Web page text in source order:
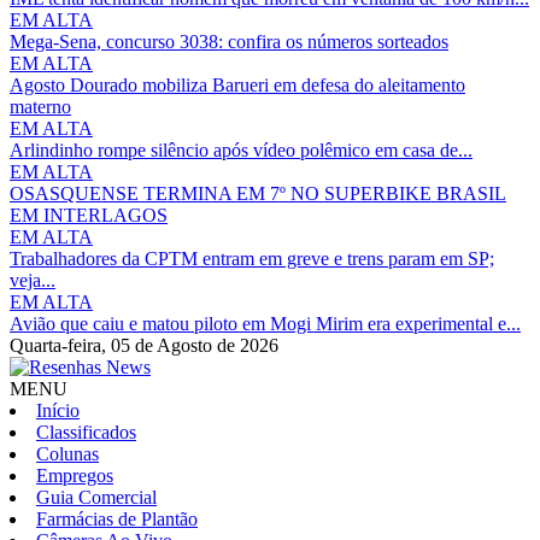
EM ALTA
Mega-Sena, concurso 3038: confira os números sorteados
EM ALTA
Agosto Dourado mobiliza Barueri em defesa do aleitamento
materno
EM ALTA
Arlindinho rompe silêncio após vídeo polêmico em casa de...
EM ALTA
OSASQUENSE TERMINA EM 7º NO SUPERBIKE BRASIL
EM INTERLAGOS
EM ALTA
Trabalhadores da CPTM entram em greve e trens param em SP;
veja...
EM ALTA
Avião que caiu e matou piloto em Mogi Mirim era experimental e...
Quarta-feira, 05 de Agosto de 2026
MENU
Início
Classificados
Colunas
Empregos
Guia Comercial
Farmácias de Plantão